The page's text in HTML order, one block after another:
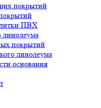
покрытий
ПВХ
линолеума
покрытий
линолеума
основания